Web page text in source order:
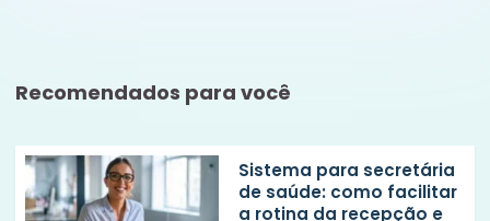
Recomendados para você
Sistema para secretária
de saúde: como facilitar
a rotina da recepção e